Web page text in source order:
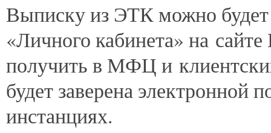
Выписку из ЭТК можно будет
«Личного кабинета» на
получить в МФЦ и
будет заверена электронной
инстанциях.